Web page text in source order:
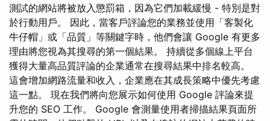
測試的網站將被放入懲罰箱，因為它們加載緩慢 - 特別是對
於行動用戶。 因此，當客戶評論您的業務並使用「客製化
牛仔帽」或「品質」等關鍵字時，他們會讓 Google 有更多
理由將您視為其搜尋的第一個結果。 持續從多個線上平台
獲得大量高品質評論的企業通常在搜尋結果中排名較高。
這會增加網路流量和收入，企業應在其成長策略中優先考慮
這一點。 現在我們將向您展示如何使用 Google 評論來提
升您的 SEO 工作。 Google 會測量使用者掃描結果頁面所